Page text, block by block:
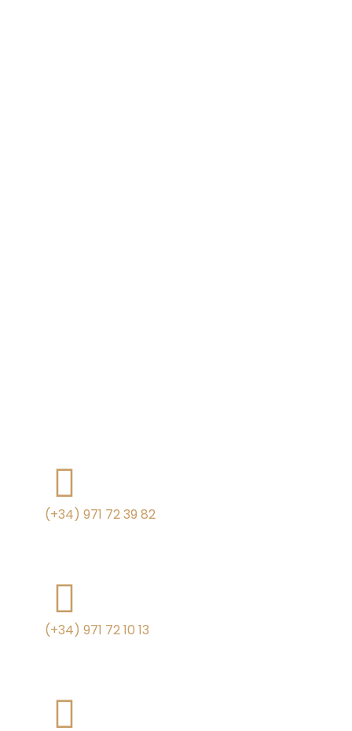
(+34) 971 72 39 82
(+34) 971 72 10 13